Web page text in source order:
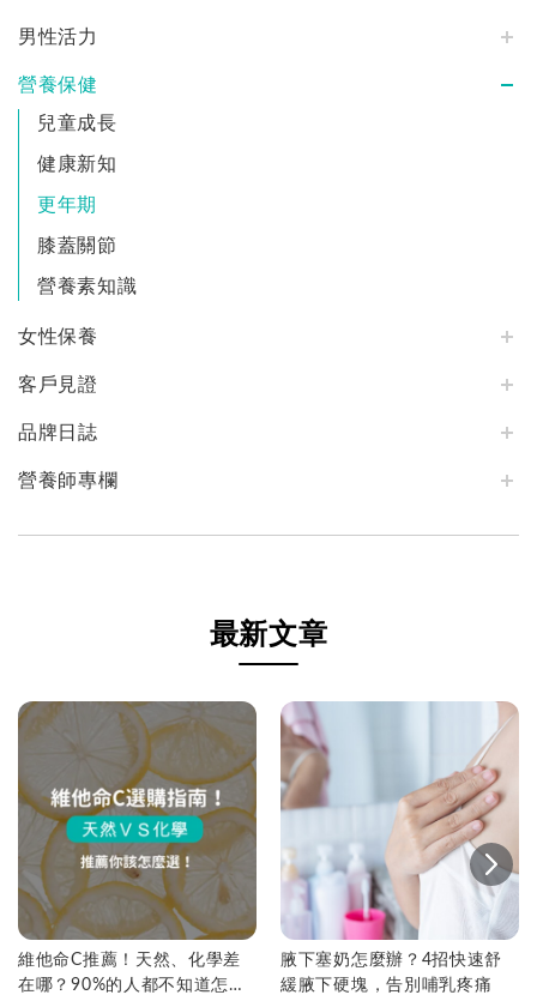
男性活力
營養保健
兒童成長
健康新知
更年期
膝蓋關節
營養素知識
女性保養
客戶見證
品牌日誌
營養師專欄
最新文章
維他命C推薦！天然、化學差
在哪？90%的人都不知道怎麼
腋下塞奶怎麼辦？4招快速舒
緩腋下硬塊，告別哺乳疼痛